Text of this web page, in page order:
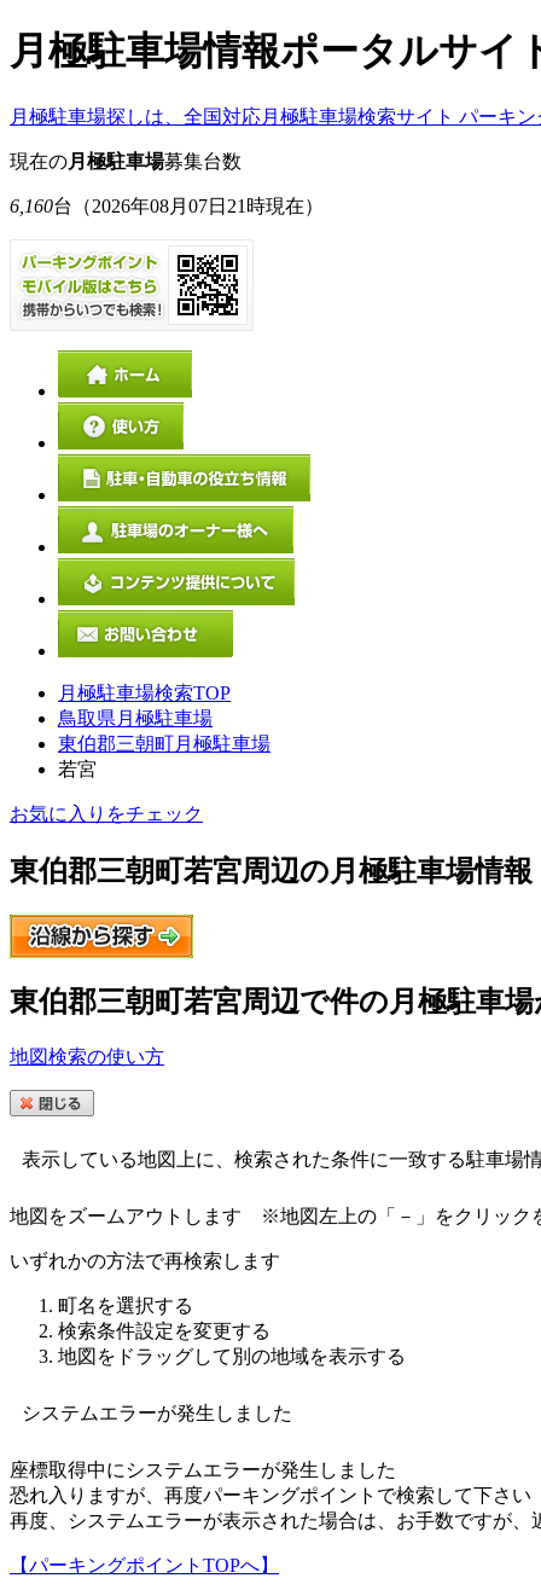
月極駐車場情報ポータルサイ
月極駐車場探しは、全国対応月極駐車場検索サイト パーキン
現在の月極駐車場募集台数
6,160台 （2026年08月07日21時現在）
月極駐車場検索TOP
鳥取県月極駐車場
東伯郡三朝町月極駐車場
若宮
お気に入りをチェック
東伯郡三朝町若宮周辺の月極駐車場情報
東伯郡三朝町若宮周辺で件の月極駐車
地図検索の使い方
表示している地図上に、検索された条件に一致する駐車場
地図をズームアウトします ※地図左上の「－」をクリック
いずれかの方法で再検索します
町名を選択する
検索条件設定を変更する
地図をドラッグして別の地域を表示する
システムエラーが発生しました
座標取得中にシステムエラーが発生しました
恐れ入りますが、再度パーキングポイントで検索して下さい
再度、システムエラーが表示された場合は、お手数ですが
【パーキングポイントTOPへ】